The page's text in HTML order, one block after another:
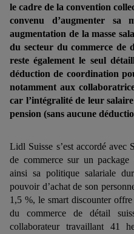
le cadre de la convention
convenu d’augmenter sa
augmentation de la masse
du secteur du commerce de
reste également le seul
déduction de coordination
notamment aux
car l’intégralité de leur
pension (sans aucune
Lidl Suisse s’est accordé avec
de commerce sur un package
ainsi sa politique salariale
pouvoir d’achat de son
1,5 %, le smart discounter
du commerce de détail
collaborateur travaillant 41